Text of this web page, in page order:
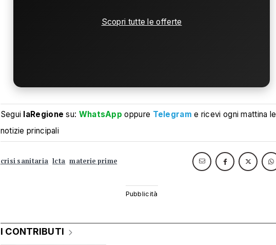
Scopri tutte le offerte
Segui laRegione su: WhatsApp oppure Telegram e ricevi ogni mattina le
notizie principali
crisi sanitaria lcta materie prime
I CONTRIBUTI